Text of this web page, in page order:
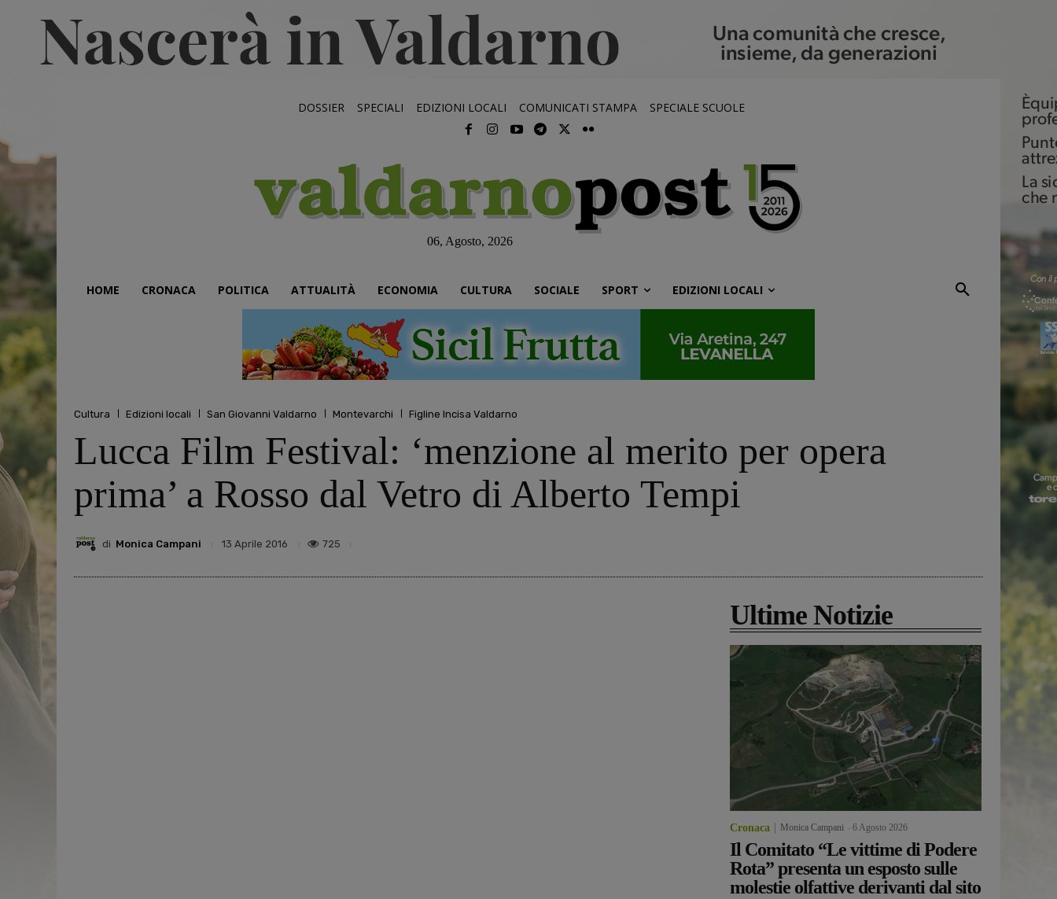
DOSSIER SPECIALI EDIZIONI LOCALI COMUNICATI STAMPA SPECIALE SCUOLE
06, Agosto, 2026
HOME CRONACA POLITICA ATTUALITÀ ECONOMIA CULTURA SOCIALE SPORT EDIZIONI LOCALI
Cultura Edizioni locali San Giovanni Valdarno Montevarchi Figline Incisa Valdarno
Lucca Film Festival: ‘menzione al merito per opera
prima’ a Rosso dal Vetro di Alberto Tempi
di Monica Campani 13 Aprile 2016 725
Ultime Notizie
Cronaca Monica Campani 6 Agosto 2026
Il Comitato “Le vittime di Podere
Rota” presenta un esposto sulle
molestie olfattive derivanti dal sito